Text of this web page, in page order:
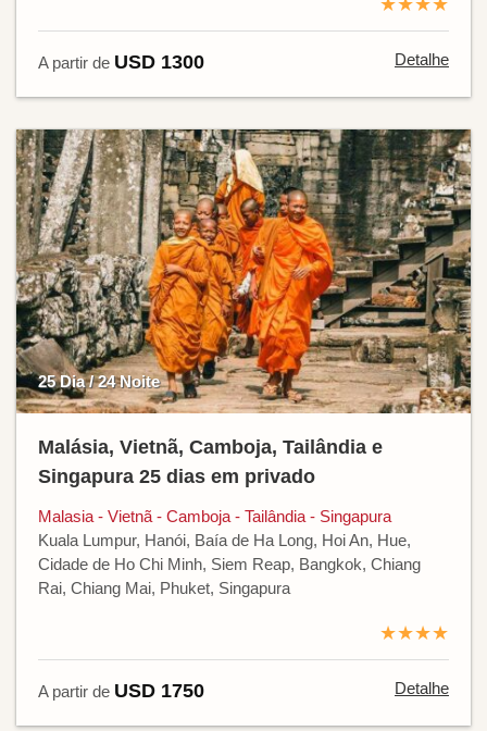
★★★★
A partir de USD 1300 Detalhe
25 Dia / 24 Noite
Malásia, Vietnã, Camboja, Tailândia e
Singapura 25 dias em privado
Malasia - Vietnã - Camboja - Tailândia - Singapura
Kuala Lumpur, Hanói, Baía de Ha Long, Hoi An, Hue,
Cidade de Ho Chi Minh, Siem Reap, Bangkok, Chiang
Rai, Chiang Mai, Phuket, Singapura
★★★★
A partir de USD 1750 Detalhe